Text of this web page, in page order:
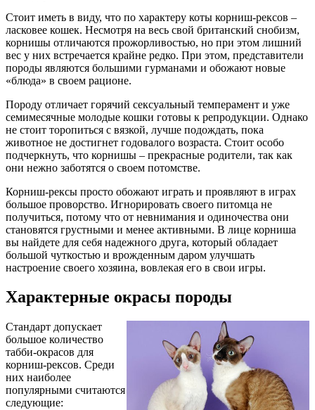
Стоит иметь в виду, что по характеру коты корниш-рексов –
ласковее кошек. Несмотря на весь свой британский снобизм,
корнишы отличаются прожорливостью, но при этом лишний
вес у них встречается крайне редко. При этом, представители
породы являются большими гурманами и обожают новые
«блюда» в своем рационе.
Породу отличает горячий сексуальный темперамент и уже
семимесячные молодые кошки готовы к репродукции. Однако
не стоит торопиться с вязкой, лучше подождать, пока
животное не достигнет годовалого возраста. Стоит особо
подчеркнуть, что корнишы – прекрасные родители, так как
они нежно заботятся о своем потомстве.
Корниш-рексы просто обожают играть и проявляют в играх
большое проворство. Игнорировать своего питомца не
получиться, потому что от невнимания и одиночества они
становятся грустными и менее активными. В лице корниша
вы найдете для себя надежного друга, который обладает
большой чуткостью и врожденным даром улучшать
настроение своего хозяина, вовлекая его в свои игры.
Характерные окрасы породы
Cтандарт допускает
большое количество
табби-окрасов для
корниш-рексов. Среди
них наиболее
популярными считаются
следующие: